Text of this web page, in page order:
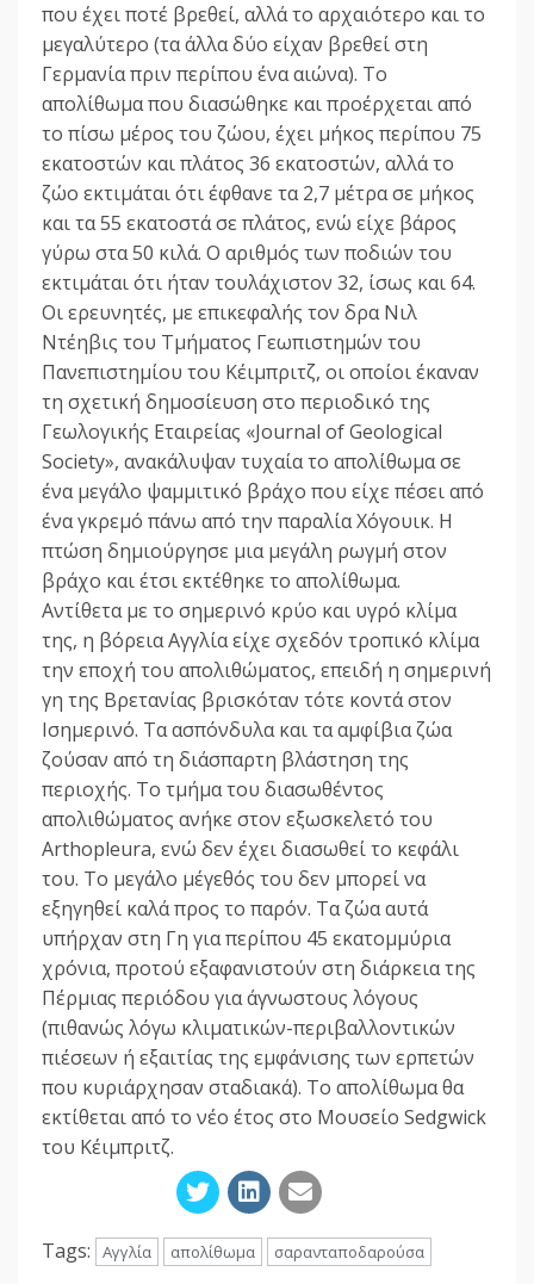
που έχει ποτέ βρεθεί, αλλά το αρχαιότερο και το
μεγαλύτερο (τα άλλα δύο είχαν βρεθεί στη
Γερμανία πριν περίπου ένα αιώνα). Το
απολίθωμα που διασώθηκε και προέρχεται από
το πίσω μέρος του ζώου, έχει μήκος περίπου 75
εκατοστών και πλάτος 36 εκατοστών, αλλά το
ζώο εκτιμάται ότι έφθανε τα 2,7 μέτρα σε μήκος
και τα 55 εκατοστά σε πλάτος, ενώ είχε βάρος
γύρω στα 50 κιλά. Ο αριθμός των ποδιών του
εκτιμάται ότι ήταν τουλάχιστον 32, ίσως και 64.
Οι ερευνητές, με επικεφαλής τον δρα Νιλ
Ντέηβις του Τμήματος Γεωπιστημών του
Πανεπιστημίου του Κέιμπριτζ, οι οποίοι έκαναν
τη σχετική δημοσίευση στο περιοδικό της
Γεωλογικής Εταιρείας «Journal of Geological
Society», ανακάλυψαν τυχαία το απολίθωμα σε
ένα μεγάλο ψαμμιτικό βράχο που είχε πέσει από
ένα γκρεμό πάνω από την παραλία Χόγουικ. Η
πτώση δημιούργησε μια μεγάλη ρωγμή στον
βράχο και έτσι εκτέθηκε το απολίθωμα.
Αντίθετα με το σημερινό κρύο και υγρό κλίμα
της, η βόρεια Αγγλία είχε σχεδόν τροπικό κλίμα
την εποχή του απολιθώματος, επειδή η σημερινή
γη της Βρετανίας βρισκόταν τότε κοντά στον
Ισημερινό. Τα ασπόνδυλα και τα αμφίβια ζώα
ζούσαν από τη διάσπαρτη βλάστηση της
περιοχής. Το τμήμα του διασωθέντος
απολιθώματος ανήκε στον εξωσκελετό του
Arthopleura, ενώ δεν έχει διασωθεί το κεφάλι
του. Το μεγάλο μέγεθός του δεν μπορεί να
εξηγηθεί καλά προς το παρόν. Τα ζώα αυτά
υπήρχαν στη Γη για περίπου 45 εκατομμύρια
χρόνια, προτού εξαφανιστούν στη διάρκεια της
Πέρμιας περιόδου για άγνωστους λόγους
(πιθανώς λόγω κλιματικών-περιβαλλοντικών
πιέσεων ή εξαιτίας της εμφάνισης των ερπετών
που κυριάρχησαν σταδιακά). Το απολίθωμα θα
εκτίθεται από το νέο έτος στο Μουσείο Sedgwick
του Κέιμπριτζ.
Tags: Αγγλία απολίθωμα σαρανταποδαρούσα